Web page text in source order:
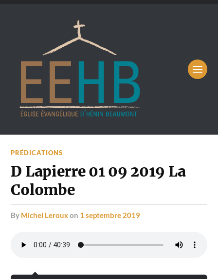
PRÉDICATIONS
D Lapierre 01 09 2019 La
Colombe
by Michel Lerouxon 1 septembre 2019